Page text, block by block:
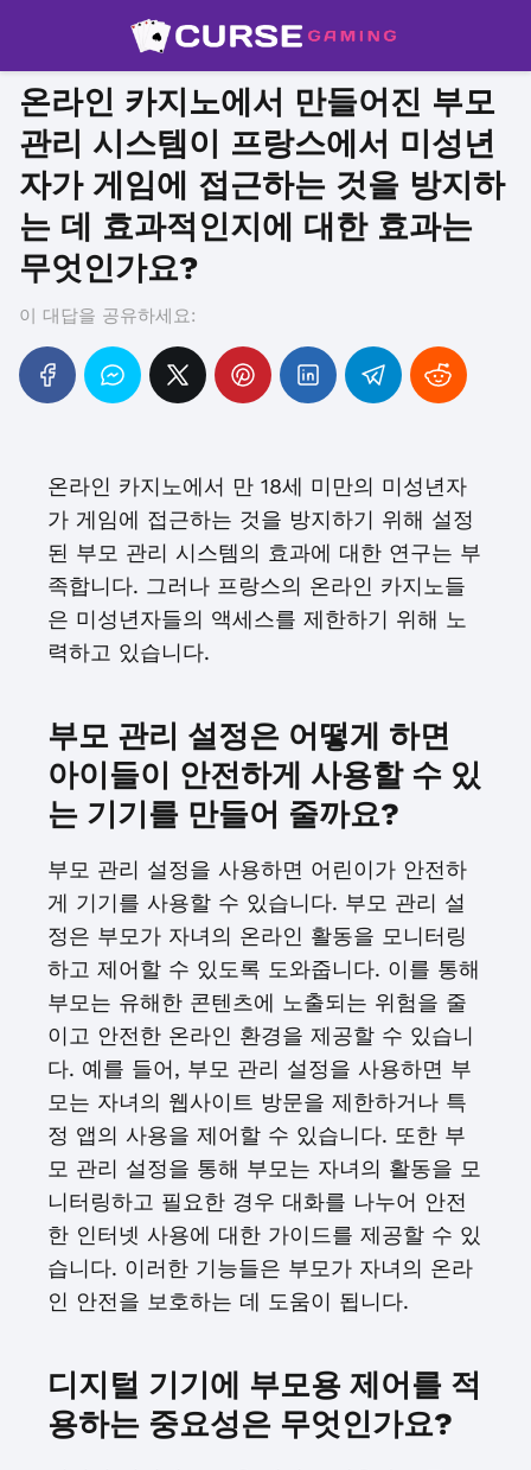
온라인 카지노에서 만들어진 부모
관리 시스템이 프랑스에서 미성년
자가 게임에 접근하는 것을 방지하
는 데 효과적인지에 대한 효과는
무엇인가요?
이 대답을 공유하세요:
온라인 카지노에서 만 18세 미만의 미성년자
가 게임에 접근하는 것을 방지하기 위해 설정
된 부모 관리 시스템의 효과에 대한 연구는 부
족합니다. 그러나 프랑스의 온라인 카지노들
은 미성년자들의 액세스를 제한하기 위해 노
력하고 있습니다.
부모 관리 설정은 어떻게 하면
아이들이 안전하게 사용할 수 있
는 기기를 만들어 줄까요?
부모 관리 설정을 사용하면 어린이가 안전하
게 기기를 사용할 수 있습니다. 부모 관리 설
정은 부모가 자녀의 온라인 활동을 모니터링
하고 제어할 수 있도록 도와줍니다. 이를 통해
부모는 유해한 콘텐츠에 노출되는 위험을 줄
이고 안전한 온라인 환경을 제공할 수 있습니
다. 예를 들어, 부모 관리 설정을 사용하면 부
모는 자녀의 웹사이트 방문을 제한하거나 특
정 앱의 사용을 제어할 수 있습니다. 또한 부
모 관리 설정을 통해 부모는 자녀의 활동을 모
니터링하고 필요한 경우 대화를 나누어 안전
한 인터넷 사용에 대한 가이드를 제공할 수 있
습니다. 이러한 기능들은 부모가 자녀의 온라
인 안전을 보호하는 데 도움이 됩니다.
디지털 기기에 부모용 제어를 적
용하는 중요성은 무엇인가요?